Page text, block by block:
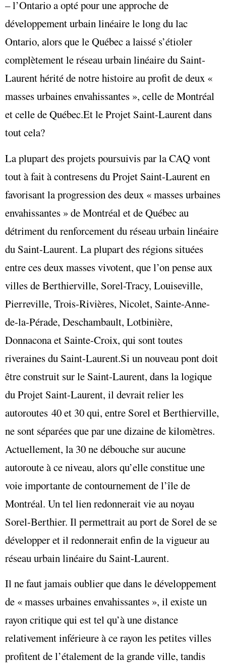
– l’Ontario a opté pour une approche de
développement urbain linéaire le long du lac
Ontario, alors que le Québec a laissé s’étioler
complètement le réseau urbain linéaire du Saint-
Laurent hérité de notre histoire au profit de deux «
masses urbaines envahissantes », celle de Montréal
et celle de Québec.Et le Projet Saint-Laurent dans
tout cela?
La plupart des projets poursuivis par la CAQ vont
tout à fait à contresens du Projet Saint-Laurent en
favorisant la progression des deux « masses urbaines
envahissantes » de Montréal et de Québec au
détriment du renforcement du réseau urbain linéaire
du Saint-Laurent. La plupart des régions situées
entre ces deux masses vivotent, que l’on pense aux
villes de Berthierville, Sorel-Tracy, Louiseville,
Pierreville, Trois-Rivières, Nicolet, Sainte-Anne-
de-la-Pérade, Deschambault, Lotbinière,
Donnacona et Sainte-Croix, qui sont toutes
riveraines du Saint-Laurent.Si un nouveau pont doit
être construit sur le Saint-Laurent, dans la logique
du Projet Saint-Laurent, il devrait relier les
autoroutes 40 et 30 qui, entre Sorel et Berthierville,
ne sont séparées que par une dizaine de kilomètres.
Actuellement, la 30 ne débouche sur aucune
autoroute à ce niveau, alors qu’elle constitue une
voie importante de contournement de l’île de
Montréal. Un tel lien redonnerait vie au noyau
Sorel-Berthier. Il permettrait au port de Sorel de se
développer et il redonnerait enfin de la vigueur au
réseau urbain linéaire du Saint-Laurent.
Il ne faut jamais oublier que dans le développement
de « masses urbaines envahissantes », il existe un
rayon critique qui est tel qu’à une distance
relativement inférieure à ce rayon les petites villes
profitent de l’étalement de la grande ville, tandis